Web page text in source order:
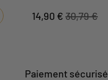
chaleur des tout-petits.
14,90 € 30,79 €
Paiement sécurisé